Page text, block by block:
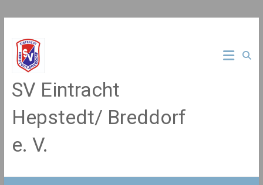
springen
SV Eintracht
Hepstedt/ Breddorf
e. V.